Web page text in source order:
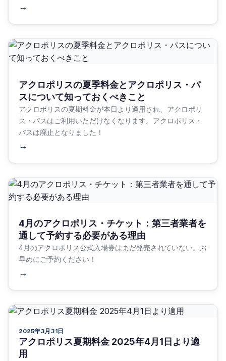
い体験に集中することができる。
→
アクロポリスの夏季料金とアクロポリス・パ
スについて知っておくべきこと
アクロポリスの夏期料金が本日より適用され、アクロポリ
ス・パスはご利用いただけなくなります。アクロポリス・
パスは廃止となりました！
→
4月のアクロポリス・チケット：第三者業者を
通して予約する必要がある理由
4月のアクロポリス公式入場券はまだ発売されていない。お
早めにご予約ください！
→
2025年3月31日
アクロポリス夏期料金 2025年4月1日より適
用